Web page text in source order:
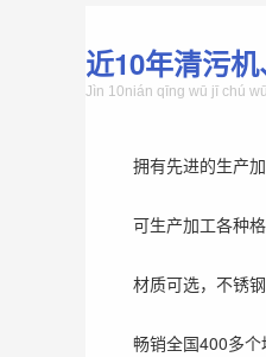
近10年清污
Jìn 10nián qīng wū jī chú
拥有先进的生产
可生产加工各种
材质可选，不锈
畅销全国400多